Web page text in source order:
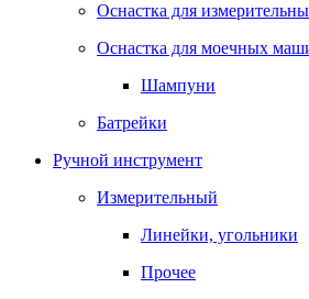
Оснастка для
Оснастка для моечных
Шампуни
Батрейки
Ручной инструмент
Измерительный
Линейки, угольники
Прочее